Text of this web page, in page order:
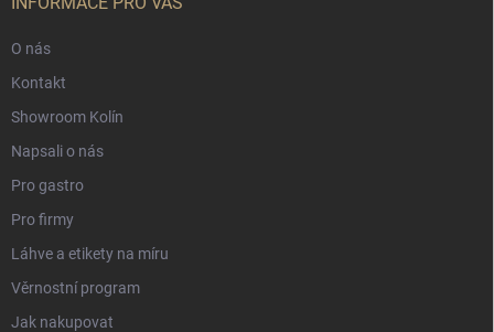
O nás
Kontakt
Showroom Kolín
Napsali o nás
Pro gastro
Pro firmy
Láhve a etikety na míru
Věrnostní program
Jak nakupovat